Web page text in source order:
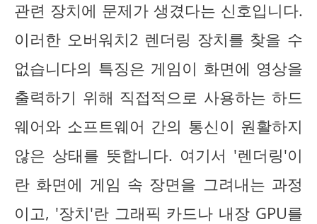
관련 장치에 문제가 생겼다는 신호입니다.
이러한 오버워치2 렌더링 장치를 찾을 수
없습니다의 특징은 게임이 화면에 영상을
출력하기 위해 직접적으로 사용하는 하드
웨어와 소프트웨어 간의 통신이 원활하지
않은 상태를 뜻합니다. 여기서 '렌더링'이
란 화면에 게임 속 장면을 그려내는 과정
이고, '장치'란 그래픽 카드나 내장 GPU를